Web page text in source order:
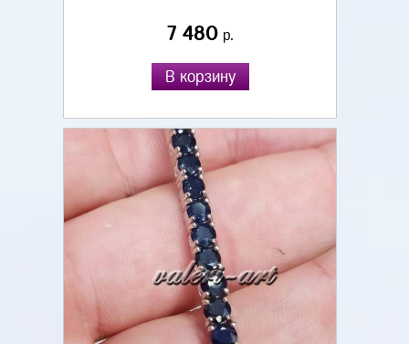
7 480р.
В корзину